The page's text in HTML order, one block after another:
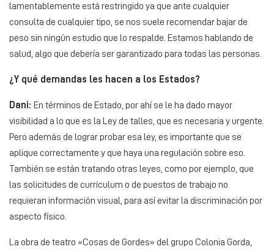
lamentablemente está restringido ya que ante cualquier
consulta de cualquier tipo, se nos suele recomendar bajar de
peso sin ningún estudio que lo respalde. Estamos hablando de
salud, algo que debería ser garantizado para todas las personas.
¿Y qué demandas les hacen a los Estados?
Dani: En términos de Estado, por ahí se le ha dado mayor
visibilidad a lo que es la Ley de talles, que es necesaria y urgente.
Pero además de lograr probar esa ley, es importante que se
aplique correctamente y que haya una regulación sobre eso.
También se están tratando otras leyes, como por ejemplo, que
las solicitudes de currículum o de puestos de trabajo no
requieran información visual, para así evitar la discriminación por
aspecto físico.
La obra de teatro «Cosas de Gordes» del grupo Colonia Gorda,